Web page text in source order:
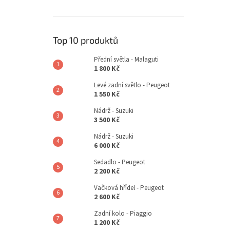
Top 10 produktů
Přední světla - Malaguti
1 800 Kč
Levé zadní světlo - Peugeot
1 550 Kč
Nádrž - Suzuki
3 500 Kč
Nádrž - Suzuki
6 000 Kč
Sedadlo - Peugeot
2 200 Kč
Vačková hřídel - Peugeot
2 600 Kč
Zadní kolo - Piaggio
1 200 Kč